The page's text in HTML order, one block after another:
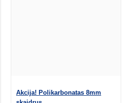
Akcija! Polikarbonatas 8mm